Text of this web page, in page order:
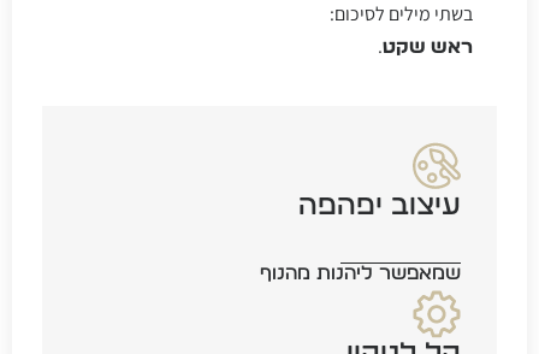
בשתי מילים לסיכום:
ראש שקט.
עיצוב יפהפה
שמאפשר ליהנות מהנוף